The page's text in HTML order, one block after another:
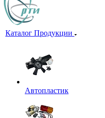
Каталог Продукции
Автопластик